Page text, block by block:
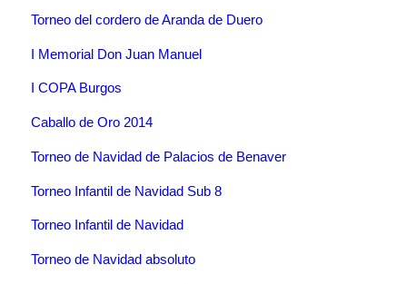
Torneo del cordero de Aranda de Duero
I Memorial Don Juan Manuel
I COPA Burgos
Caballo de Oro 2014
Torneo de Navidad de Palacios de Benaver
Torneo Infantil de Navidad Sub 8
Torneo Infantil de Navidad
Torneo de Navidad absoluto